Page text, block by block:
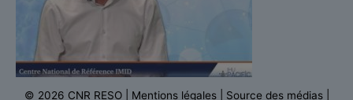
© 2026 CNR RESO Mentions légales| Source des médias|